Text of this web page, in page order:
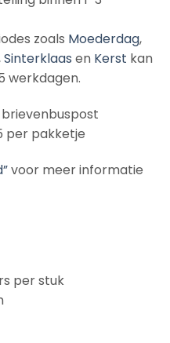
zoals Moederdag,
Sinterklaas en Kerst kan
werkdagen.
per pakketje
voor meer informatie
per stuk